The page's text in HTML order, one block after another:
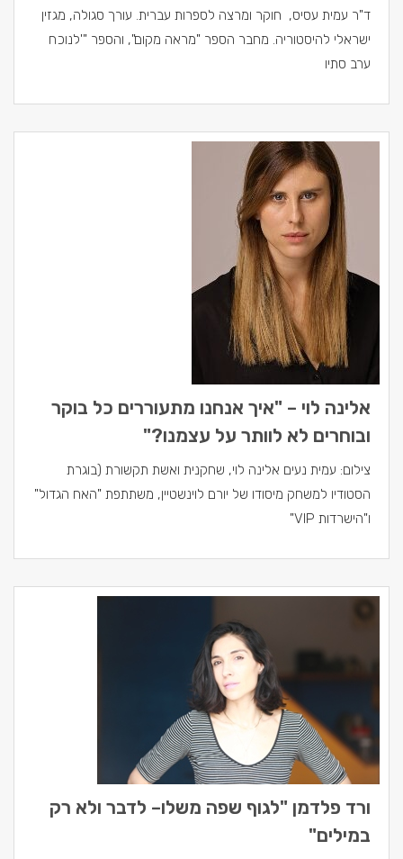
ד"ר עמית עסיס, חוקר ומרצה לספרות עברית. עורך סגולה, מגזין
ישראלי להיסטוריה. מחבר הספר "מראה מקום", והספר "'לנוכח
ערב סתיו
אלינה לוי – "איך אנחנו מתעוררים כל בוקר
ובוחרים לא לוותר על עצמנו?"
צילום: עמית נעים אלינה לוי, שחקנית ואשת תקשורת (בוגרת
הסטודיו למשחק מיסודו של יורם לוינשטיין, משתתפת "האח הגדול"
ו"הישרדות VIP"
ורד פלדמן "לגוף שפה משלו– לדבר ולא רק
במילים"